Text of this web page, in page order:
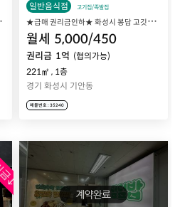
양도양수
일반음식점 고기집/족발집
★
급매 권리금인하★ 화성시 봉담 고깃집 창업, 기안동 해물 맛집 상록회관 봉담점 매장 매매 양도양수
월세 5,000/450
권리금 1억 (협의가능)
221㎡ , 1층
경기 화성시 기안동
매물번호 : 35240
↓